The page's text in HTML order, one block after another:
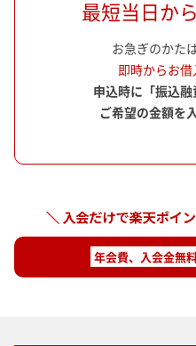
最短当日か
お急ぎのかた
即時からお借
申込時に「振込
ご希望の金額を
年会費、入会金無